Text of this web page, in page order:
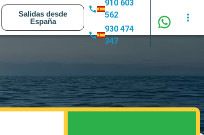
Salidas desde
España
910 603
562
930 474
347